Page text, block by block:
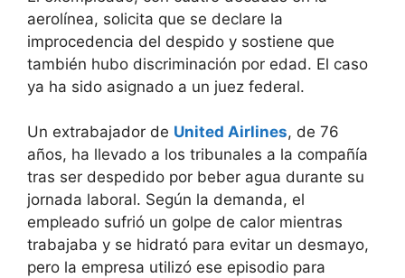
aerolínea, solicita que se declare la
improcedencia del despido y sostiene que
también hubo discriminación por edad. El caso
ya ha sido asignado a un juez federal.
Un extrabajador de United Airlines, de 76
años, ha llevado a los tribunales a la compañía
tras ser despedido por beber agua durante su
jornada laboral. Según la demanda, el
empleado sufrió un golpe de calor mientras
trabajaba y se hidrató para evitar un desmayo,
pero la empresa utilizó ese episodio para